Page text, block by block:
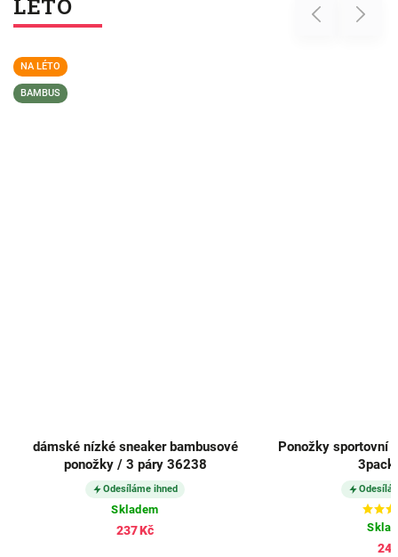
LÉTO
Previous
NA LÉTO
BAMBUS
dámské nízké sneaker bambusové
ponožky / 3 páry 36238
Odesíláme ihned
Skladem
237 Kč
Ponožky sportovní
3pack
Next